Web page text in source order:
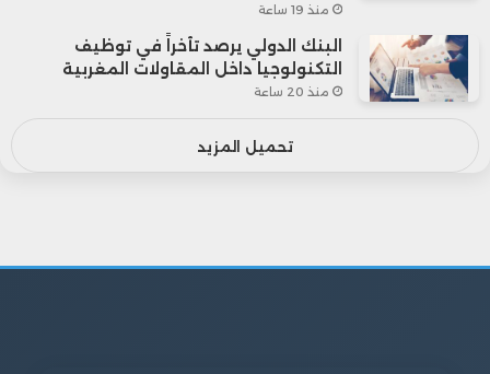
منذ 19 ساعة
البنك الدولي يرصد تأخراً في توظيف
التكنولوجيا داخل المقاولات المغربية
منذ 20 ساعة
تحميل المزيد